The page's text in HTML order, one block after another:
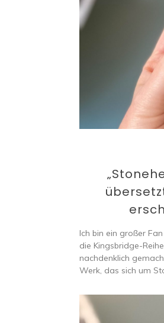
Ich bin ein großer
die Kingsbridge-
nachdenklich
Werk, das sich um